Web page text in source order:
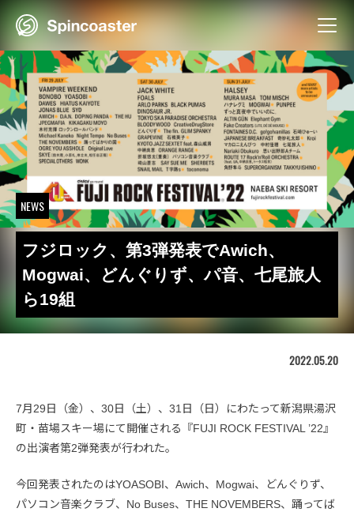
Skip
NEWS
フジロック、第3弾発表でAwich、
Mogwai、どんぐりず、パ音、七尾旅人
ら19組
2022.05.20
7月29日（金）、30日（土）、31日（日）にわたって新潟県湯沢
町・苗場スキー場にて開催される『FUJI ROCK FESTIVAL ’22』
の出演者第2弾発表が行われた。
今回発表されたのはYOASOBI、Awich、Mogwai、どんぐりず、
パソコン音楽クラブ、No Buses、THE NOVEMBERS、踊ってば